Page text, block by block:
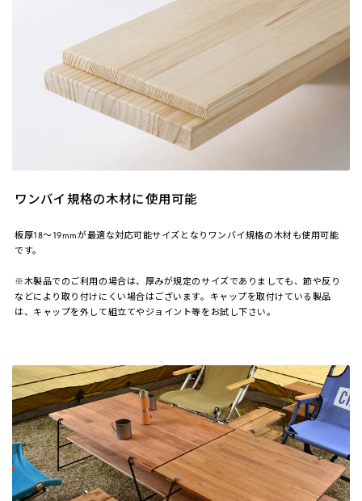
ワンバイ規格の木材に使用可能
板厚18～19mmが最適な対応可能サイズとなりワンバイ規格の木材も使用可能
です。
※木製品でのご利用の場合は、厚みが規定のサイズでありましても、節や反り
などにより取り付けにくい場合はございます。キャップを取付けている製品
は、キャップを外して組立てやジョイント等をお試し下さい。